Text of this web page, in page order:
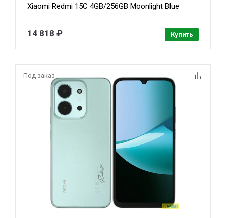
Xiaomi Redmi 15C 4GB/256GB Moonlight Blue
14 818 ₽ Купить
Под заказ